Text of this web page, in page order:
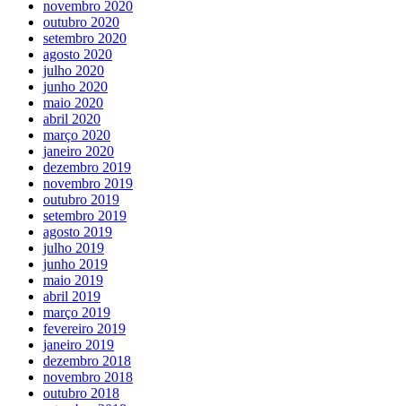
novembro 2020
outubro 2020
setembro 2020
agosto 2020
julho 2020
junho 2020
maio 2020
abril 2020
março 2020
janeiro 2020
dezembro 2019
novembro 2019
outubro 2019
setembro 2019
agosto 2019
julho 2019
junho 2019
maio 2019
abril 2019
março 2019
fevereiro 2019
janeiro 2019
dezembro 2018
novembro 2018
outubro 2018